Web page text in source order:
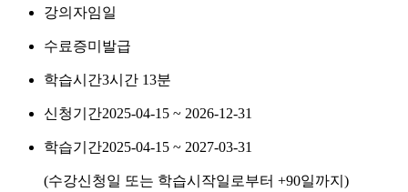
강의자임일
수료증미발급
학습시간3시간 13분
신청기간2025-04-15 ~ 2026-12-31
학습기간2025-04-15 ~ 2027-03-31
(수강신청일 또는 학습시작일로부터 +90일까지)